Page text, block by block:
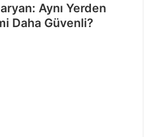
Aynı Yerden
Daha Güvenli?